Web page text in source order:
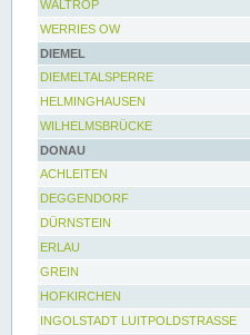
WALTROP
WERRIES OW
DIEMEL
DIEMELTALSPERRE
HELMINGHAUSEN
WILHELMSBRÜCKE
DONAU
ACHLEITEN
DEGGENDORF
DÜRNSTEIN
ERLAU
GREIN
HOFKIRCHEN
INGOLSTADT LUITPOLDSTRASSE